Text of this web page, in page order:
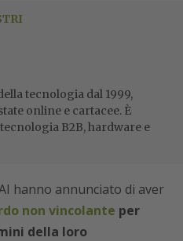
tecnologia dal 1999,
online e cartacee. È
B2B, hardware e
hanno annunciato di aver
non vincolante per
della loro